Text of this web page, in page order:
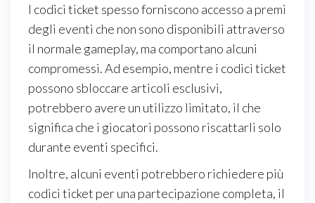
I codici ticket spesso forniscono accesso a premi
degli eventi che non sono disponibili attraverso
il normale gameplay, ma comportano alcuni
compromessi. Ad esempio, mentre i codici ticket
possono sbloccare articoli esclusivi,
potrebbero avere un utilizzo limitato, il che
significa che i giocatori possono riscattarli solo
durante eventi specifici.
Inoltre, alcuni eventi potrebbero richiedere più
codici ticket per una partecipazione completa, il